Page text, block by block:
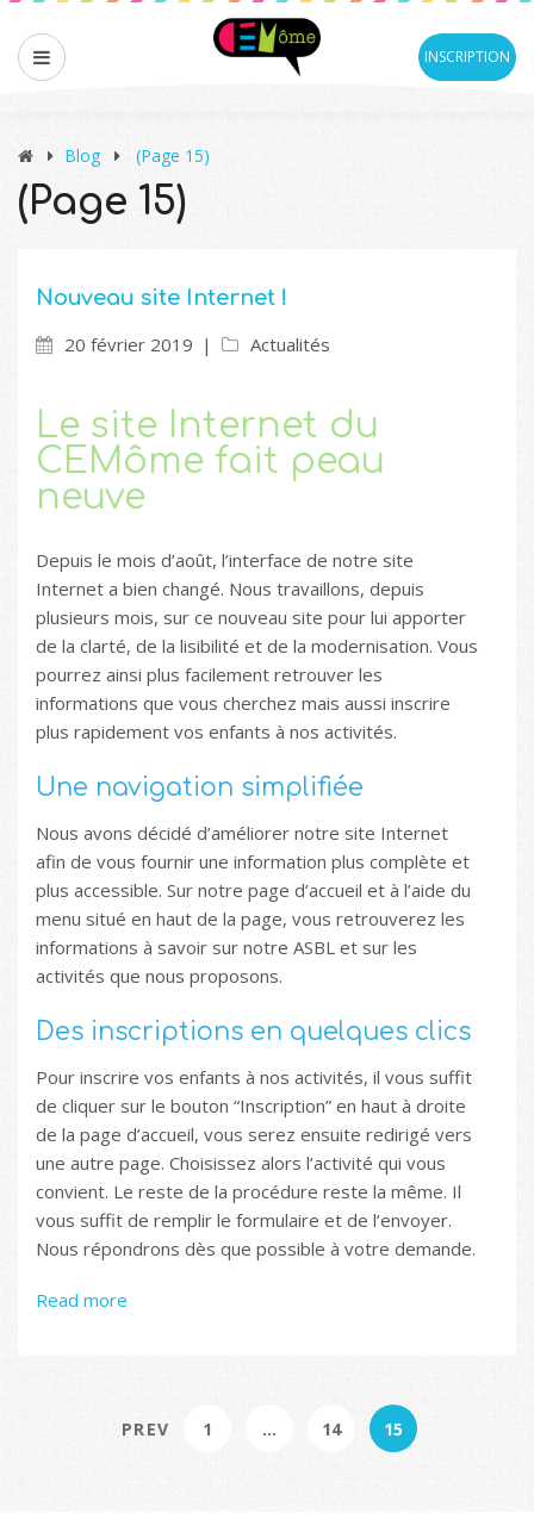
INSCRIPTION
Blog (Page 15)
(Page 15)
Nouveau site Internet !
20 février 2019
Actualités
Le site Internet du
CEMôme fait peau
neuve
Depuis le mois d’août, l’interface de notre site
Internet a bien changé. Nous travaillons, depuis
plusieurs mois, sur ce nouveau site pour lui apporter
de la clarté, de la lisibilité et de la modernisation. Vous
pourrez ainsi plus facilement retrouver les
informations que vous cherchez mais aussi inscrire
plus rapidement vos enfants à nos activités.
Une navigation simplifiée
Nous avons décidé d’améliorer notre site Internet
afin de vous fournir une information plus complète et
plus accessible. Sur notre page d’accueil et à l’aide du
menu situé en haut de la page, vous retrouverez les
informations à savoir sur notre ASBL et sur les
activités que nous proposons.
Des inscriptions en quelques clics
Pour inscrire vos enfants à nos activités, il vous suffit
de cliquer sur le bouton “Inscription” en haut à droite
de la page d’accueil, vous serez ensuite redirigé vers
une autre page. Choisissez alors l’activité qui vous
convient. Le reste de la procédure reste la même. Il
vous suffit de remplir le formulaire et de l’envoyer.
Nous répondrons dès que possible à votre demande.
Read more
PREV 1 … 14 15